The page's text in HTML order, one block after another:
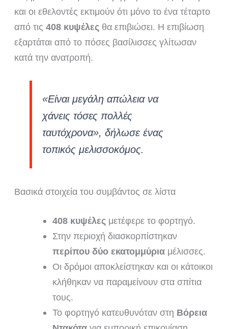
και οι εθελοντές εκτιμούν ότι μόνο το ένα τέταρτο
από τις408 κυψέλες θα επιβιώσει. Η επιβίωση
εξαρτάται από το πόσες βασίλισσες γλίτωσαν
κατά την ανατροπή.
«Είναι μεγάλη απώλεια να
χάνεις τόσες πολλές
ταυτόχρονα», δήλωσε ένας
τοπικός μελισσοκόμος.
Βασικά στοιχεία του συμβάντος σε λίστα
408 κυψέλεςμετέφερε το φορτηγό.
Στην περιοχή διασκορπίστηκαν
περίπου δύο εκατομμύριαμέλισσες.
Οι δρόμοι αποκλείστηκαν και οι κάτοικοι
κλήθηκαν να παραμείνουν στα σπίτια
τους.
Το φορτηγό κατευθυνόταν στη Βόρεια